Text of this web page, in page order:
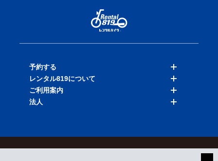
予約する
バイクを探す
店舗を探す
レンタル819について
料金表
ご利用案内
法人